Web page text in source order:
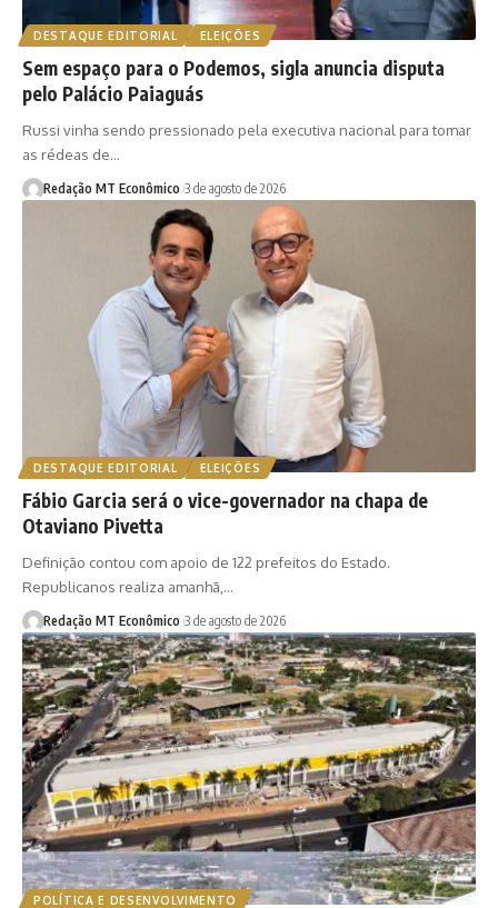
DESTAQUE EDITORIAL ELEIÇÕES
Sem espaço para o Podemos, sigla anuncia disputa
pelo Palácio Paiaguás
Russi vinha sendo pressionado pela executiva nacional para tomar
as rédeas de…
Redação MT Econômico 3 de agosto de 2026
DESTAQUE EDITORIAL ELEIÇÕES
Fábio Garcia será o vice-governador na chapa de
Otaviano Pivetta
Definição contou com apoio de 122 prefeitos do Estado.
Republicanos realiza amanhã,…
Redação MT Econômico 3 de agosto de 2026
POLÍTICA E DESENVOLVIMENTO